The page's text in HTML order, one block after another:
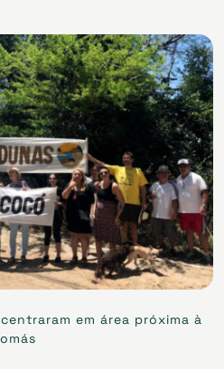
em área próxima à